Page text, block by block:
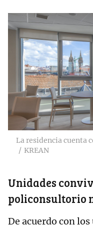
La residencia cuenta
KREAN
Unidades
policonsultorio
De acuerdo con